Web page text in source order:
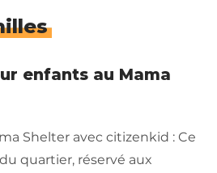
enfants au Mama
Shelter avec citizenkid : Ce
quartier, réservé aux